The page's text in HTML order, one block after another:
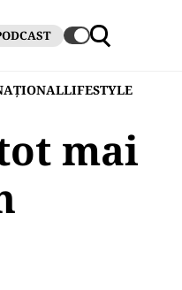
LIFESTYLE
mai